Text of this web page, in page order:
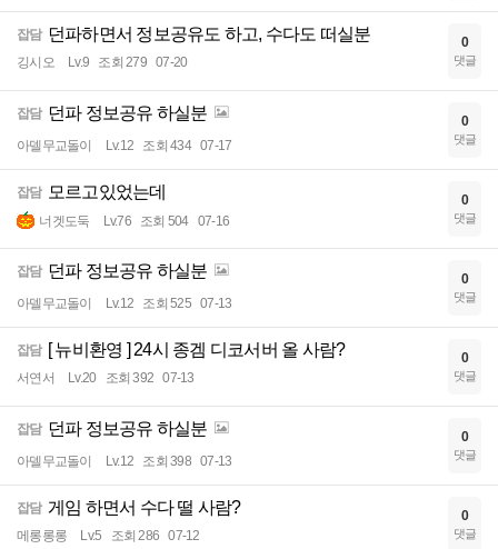
잡담 던파하면서 정보공유도 하고, 수다도 떠실분
깅시오 Lv.9 조회 279 07-20
0
댓글
잡담 던파 정보공유 하실분
아델무교돌이 Lv.12 조회 434 07-17
0
댓글
잡담 모르고있었는데
너겟도둑 Lv.76 조회 504 07-16
0
댓글
잡담 던파 정보공유 하실분
아델무교돌이 Lv.12 조회 525 07-13
0
댓글
잡담 [ 뉴비환영 ] 24시 종겜 디코서버 올 사람?
서연서 Lv.20 조회 392 07-13
0
댓글
잡담 던파 정보공유 하실분
아델무교돌이 Lv.12 조회 398 07-13
0
댓글
잡담 게임 하면서 수다 떨 사람?
메롱롱롱 Lv.5 조회 286 07-12
0
댓글